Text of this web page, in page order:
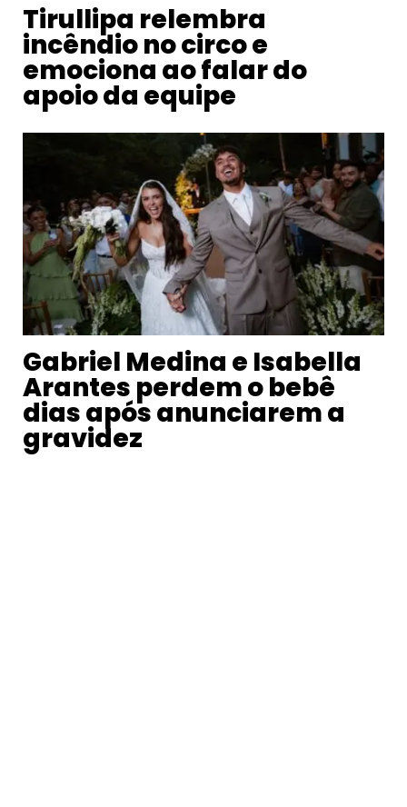
Tirullipa relembra
incêndio no circo e
emociona ao falar do
apoio da equipe
Gabriel Medina e Isabella
Arantes perdem o bebê
dias após anunciarem a
gravidez